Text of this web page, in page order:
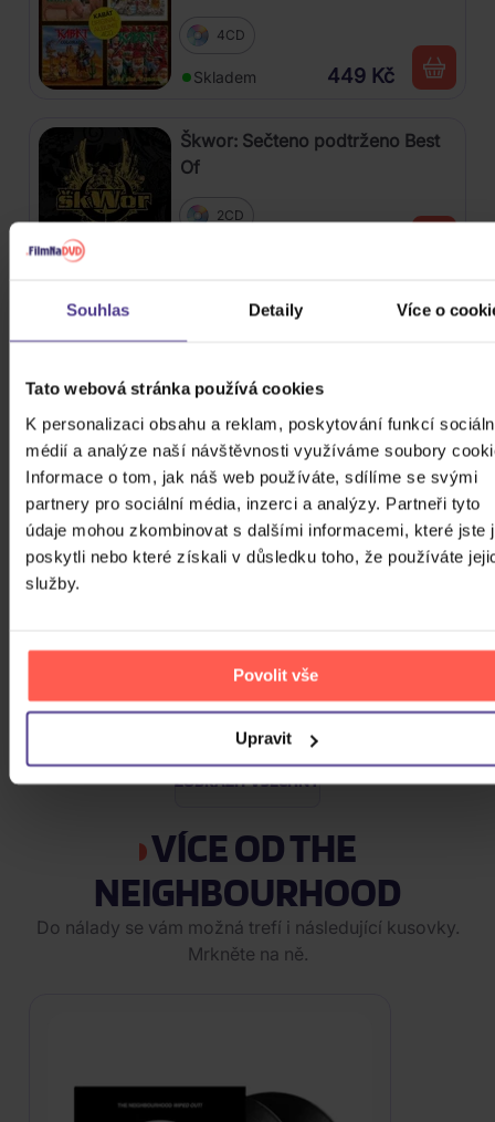
Souhlas Detaily Více o
Tato webová stránka používá cookies
K personalizaci obsahu a reklam, poskytování funkcí
médií a analýze naší návštěvnosti využíváme soubory
Informace o tom, jak náš web používáte, sdílíme se svými
partnery pro sociální média, inzerci a analýzy. Partneři tyto
údaje mohou zkombinovat s dalšími informacemi, které jste
poskytli nebo které získali v důsledku toho, že používáte
služby.
Povolit vše
Upravit
4CD
Skladem 449 Kč
Škwor: Sečteno podtrženo Best
Of
2CD
Nirvana: Nevermind
Skladem
Osbourne Ozzy: Memoirs Of A
Madman
2Vinyl
Skladem 579 Kč
(25.výročí)
2CD ...
Skladem
ZOBRAZIT VŠECHNY
VÍCE OD THE
NEIGHBOURHOOD
Do nálady se vám možná trefí i následující kusovky.
Mrkněte na ně.